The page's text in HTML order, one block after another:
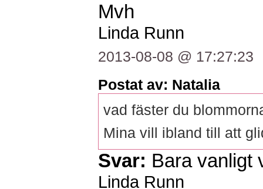
Mvh
Linda Runn
2013-08-08 @ 17:27:23
Postat av: Natalia
vad fäster du
Mina vill ibland till att
Svar: Bara vanligt
Linda Runn